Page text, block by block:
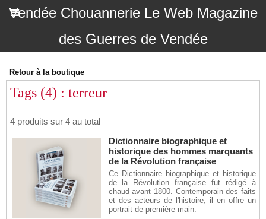
Vendée Chouannerie Le Web Magazine
des Guerres de Vendée
Retour à la boutique
Tags (4) : terreur
4 produits sur 4 au total
Dictionnaire biographique et
historique des hommes marquants
de la Révolution française
Ce Dictionnaire biographique et historique
de la Révolution française fut rédigé à
chaud avant 1800. Contemporain des faits
et des acteurs de l'histoire, il en offre un
portrait de première main.